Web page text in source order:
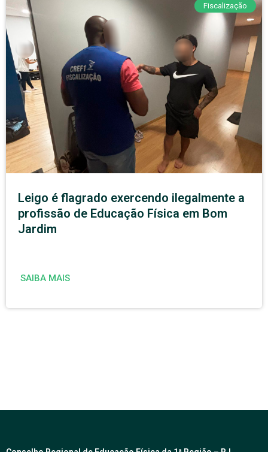
Fiscalização
Leigo é flagrado exercendo ilegalmente a
profissão de Educação Física em Bom
Jardim
SAIBA MAIS